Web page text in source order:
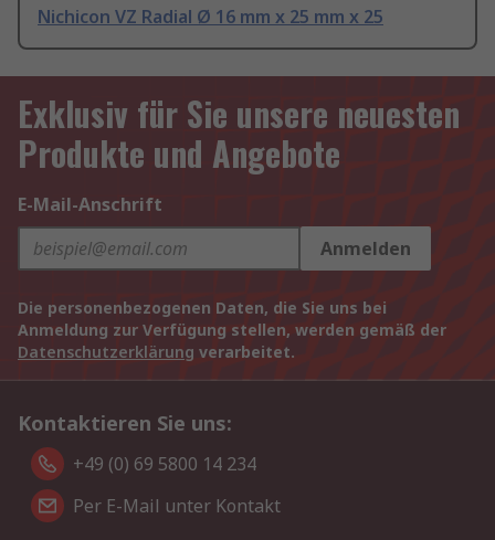
Nichicon VZ Radial Ø 16 mm x 25 mm x 25
Exklusiv für Sie unsere neuesten
Produkte und Angebote
E-Mail-Anschrift
Anmelden
Die personenbezogenen Daten, die Sie uns bei
Anmeldung zur Verfügung stellen, werden gemäß der
Datenschutzerklärung verarbeitet.
Kontaktieren Sie uns:
+49 (0) 69 5800 14 234
Per E-Mail unter Kontakt